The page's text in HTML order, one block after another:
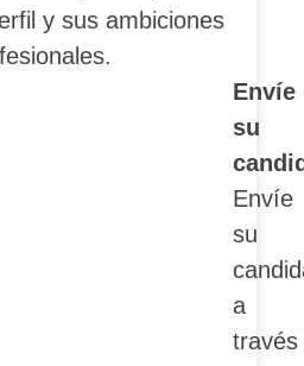
y sus ambiciones
Envíe
su
Envíe
su
a
través